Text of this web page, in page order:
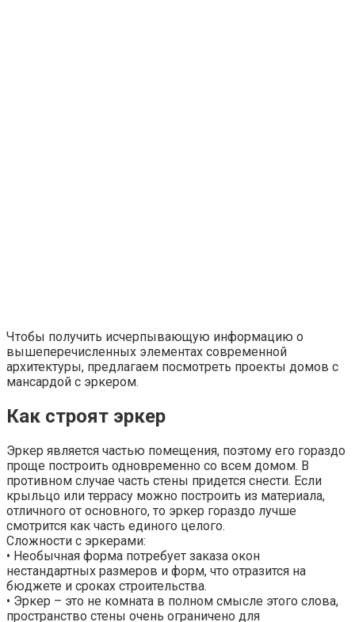
Чтобы получить исчерпывающую информацию о
вышеперечисленных элементах современной
архитектуры, предлагаем посмотреть проекты домов с
мансардой с эркером.
Как строят эркер
Эркер является частью помещения, поэтому его гораздо
проще построить одновременно со всем домом. В
противном случае часть стены придется снести. Если
крыльцо или террасу можно построить из материала,
отличного от основного, то эркер гораздо лучше
смотрится как часть единого целого.
Сложности с эркерами:
• Необычная форма потребует заказа окон
нестандартных размеров и форм, что отразится на
бюджете и сроках строительства.
• Эркер – это не комната в полном смысле этого слова,
пространство стены очень ограничено для